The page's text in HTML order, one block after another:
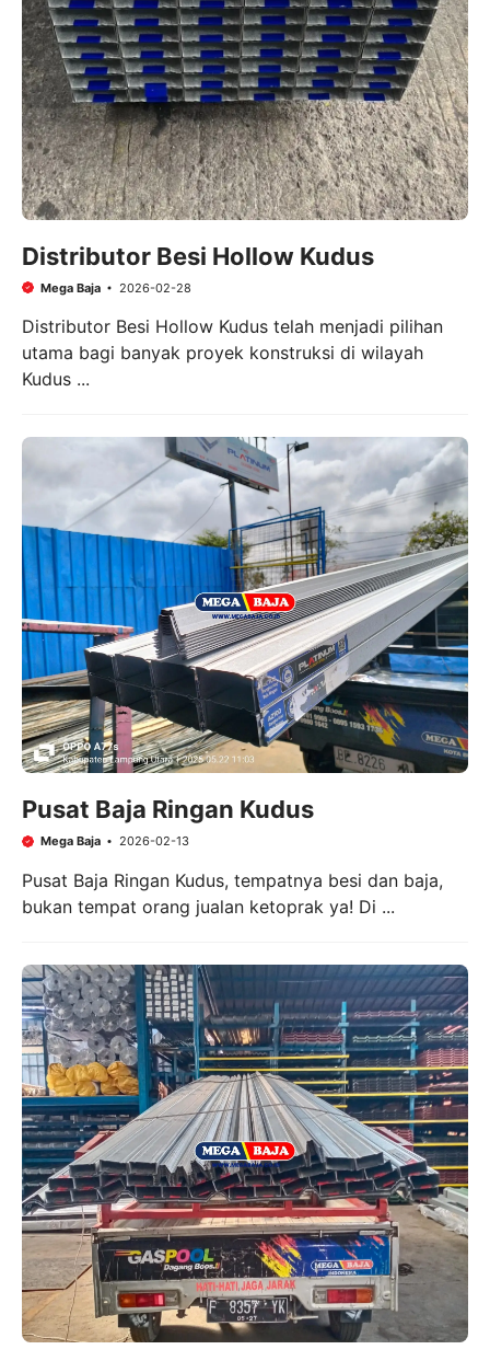
Distributor Besi Hollow Kudus
Mega Baja 2026-02-28
Distributor Besi Hollow Kudus telah menjadi pilihan
utama bagi banyak proyek konstruksi di wilayah
Kudus ...
Pusat Baja Ringan Kudus
Mega Baja 2026-02-13
Pusat Baja Ringan Kudus, tempatnya besi dan baja,
bukan tempat orang jualan ketoprak ya! Di ...